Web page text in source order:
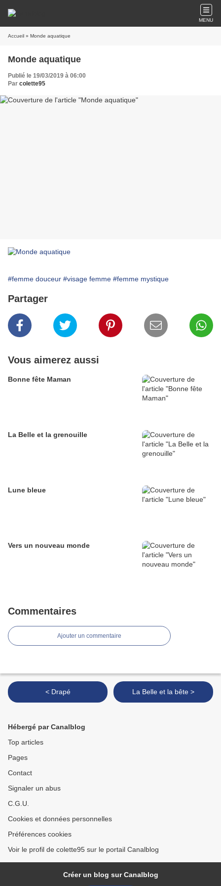
MENU
Accueil » Monde aquatique
Monde aquatique
Publié le 19/03/2019 à 06:00
Par colette95
#femme douceur #visage femme #femme mystique
Partager
Vous aimerez aussi
Bonne fête Maman
La Belle et la grenouille
Lune bleue
Vers un nouveau monde
Commentaires
Ajouter un commentaire
< Drapé La Belle et la bête >
Hébergé par Canalblog
Top articles
Pages
Contact
Signaler un abus
C.G.U.
Cookies et données personnelles
Préférences cookies
Voir le profil de colette95 sur le portail Canalblog
Créer un blog sur Canalblog